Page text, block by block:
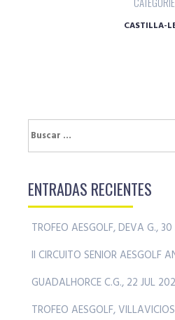
CASTILLA-
Buscar:
ENTRADAS RECIENTES
TROFEO AESGOLF, DEVA G.,
II CIRCUITO SENIOR AESGOLF
GUADALHORCE C.G., 22 JUL
TROFEO AESGOLF,